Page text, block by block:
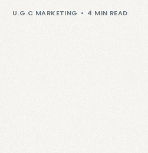
U.G.C MARKETING 4 MIN READ